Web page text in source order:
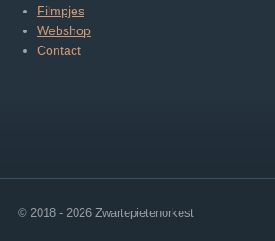
Filmpjes
Webshop
Contact
© 2018 - 2026 Zwartepietenorkest